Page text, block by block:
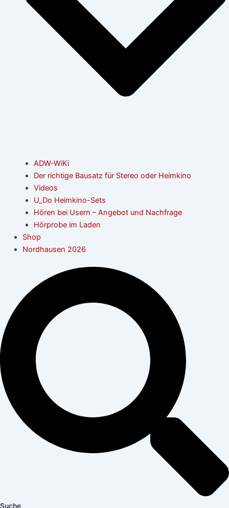
ADW-WiKi
Der richtige Bausatz für Stereo oder Heimkino
Videos
U_Do Heimkino-Sets
Hören bei Usern – Angebot und Nachfrage
Hörprobe im Laden
Shop
Nordhausen 2026
Suche